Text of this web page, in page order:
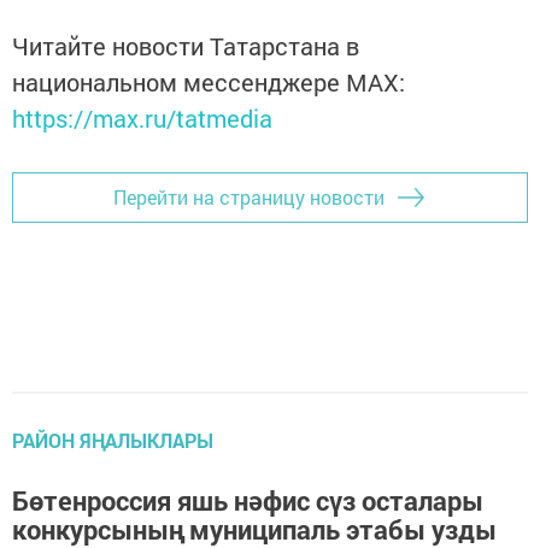
Читайте новости Татарстана в
национальном мессенджере MАХ:
https://max.ru/tatmedia
Перейти на страницу новости
РАЙОН ЯҢАЛЫКЛАРЫ
Бөтенроссия яшь нәфис сүз осталары
конкурсының муниципаль этабы узды